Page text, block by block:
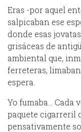
Eras -por aquel
salpicaban ese
donde esas
grisáceas de
ambiental que,
ferreteras,
espera.
Yo fumaba… Cada
paquete cigarreril
pensativamente